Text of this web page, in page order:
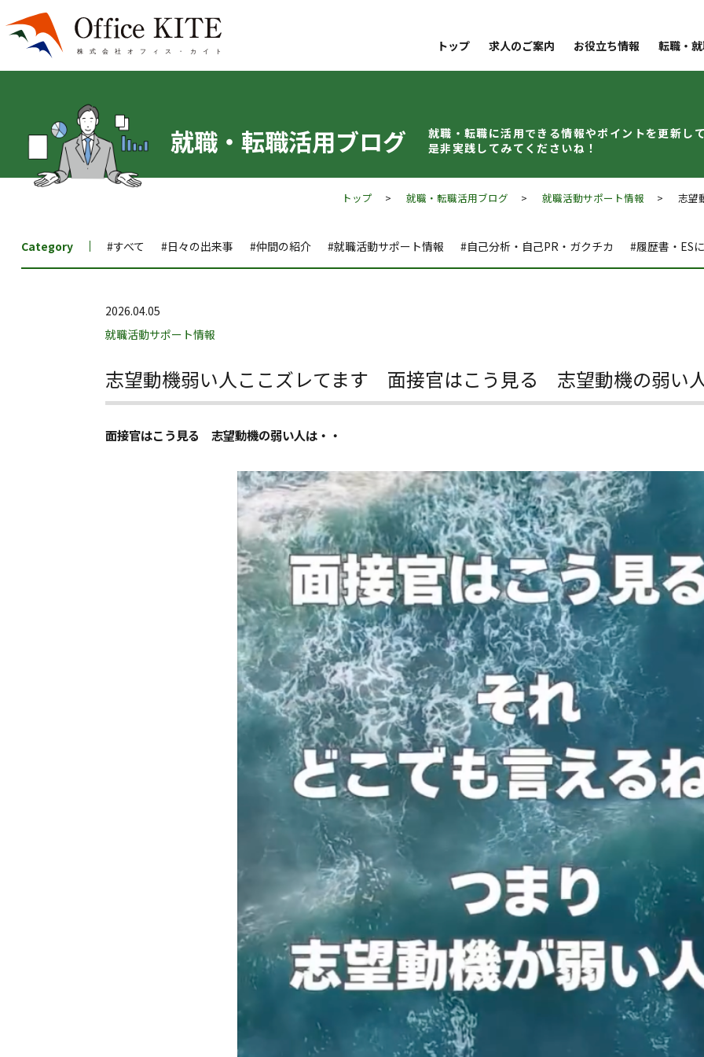
トップ 求人のご案内 お役立ち情報 転職・
就職・転職活用ブログ 就職・転職に活用できる情報やポイントを更新し
是非実践してみてくださいね！
トップ >就職・転職活用ブログ >就職活動サポート情報 > 志望動
Category #すべて #日々の出来事 #仲間の紹介 #就職活動サポート情報 #自己分析・自己PR・ガクチカ #履歴書・ES
2026.04.05
就職活動サポート情報
志望動機弱い人ここズレてます 面接官はこう見る 志望動機の弱い
面接官はこう見る 志望動機の弱い人は・・